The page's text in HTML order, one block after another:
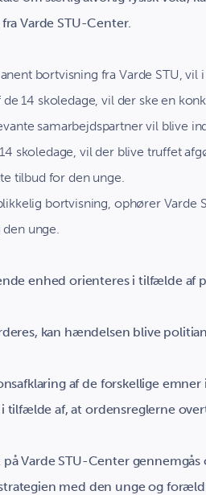
Varde STU-Center.
bortvisning fra Varde STU,
de 14 skoledage, vil der ske en
samarbejdspartner vil blive
skoledage, vil der blive truffet
tilbud for den unge.
bortvisning, ophører Varde
unge.
enhed orienteres i tilfælde af
kan hændelsen blive
af de forskellige
tilfælde af, at ordensreglerne
på Varde STU-Center
med den unge og